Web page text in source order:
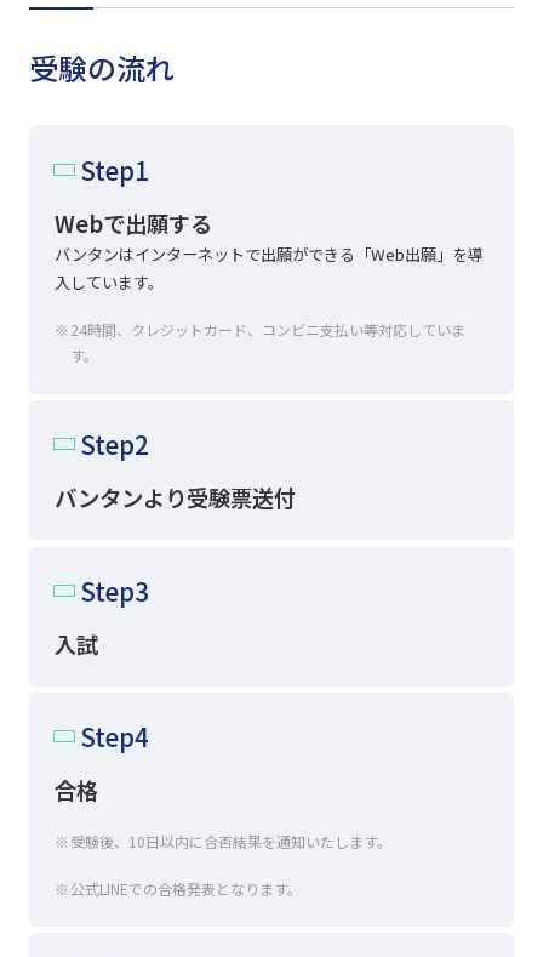
受験の流れ
Step1
Webで出願する
バンタンはインターネットで出願ができる 「Web出願」 を導
入しています。
24時間、クレジットカード、コンビニ支払い等対応していま
す。
Step2
バンタンより受験票送付
Step3
入試
Step4
合格
受験後、10日以内に合否結果を通知いたします。
公式LINEでの合格発表となります。